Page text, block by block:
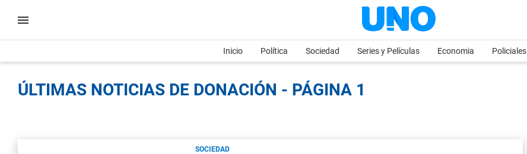
Inicio Política Sociedad Series y Películas Economia Policiales
ÚLTIMAS NOTICIAS DE DONACIÓN - PÁGINA 1
SOCIEDAD